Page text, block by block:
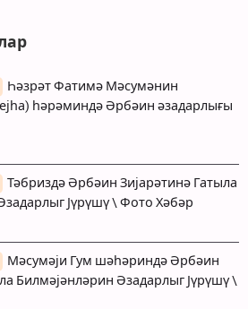
Һәзрәт Фатимә Мәсумәнин
һәрәминдә Әрбәин әзадарлығы
Тәбриздә Әрбәин Зијарәтинә Гатыла
Јүрүшү \ Фото Хәбәр
Мәсумәји Гум шәһәриндә Әрбәин
Билмәјәнләрин Әзадарлыг Јүрүшү \